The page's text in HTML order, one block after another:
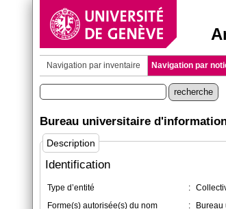
Navigation par inventaire Navigation par
Bureau universitaire
Description
Identification
Type d’entité :
Forme(s) autorisée(s) du nom
:
Bureau